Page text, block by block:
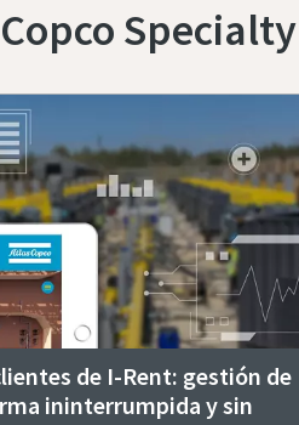
de I-Rent: gestión de
ininterrumpida y sin